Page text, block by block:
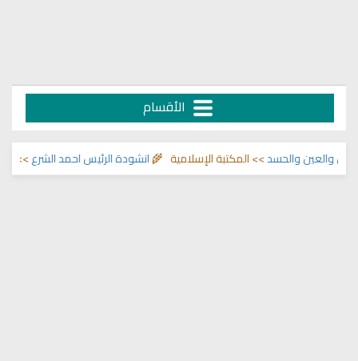
الأقسام
انشودة الرئيس احمد الشرع>> اناشيد والحسد>> المكتبة الإسلامية 🌾